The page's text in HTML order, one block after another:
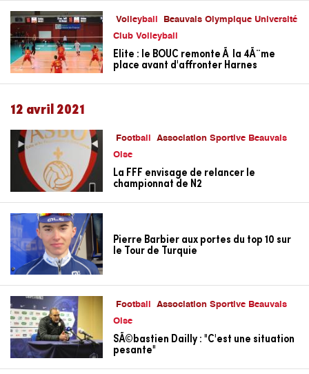
Volleyball
Beauvais Olympique Université
Club Volleyball
Elite : le BOUC remonte Ã la 4Ã¨me
place avant d'affronter Harnes
12 avril 2021
Football
Association Sportive Beauvais
Oise
La FFF envisage de relancer le
championnat de N2
Pierre Barbier aux portes du top 10 sur
le Tour de Turquie
Football
Association Sportive Beauvais
Oise
SÃ©bastien Dailly : "C'est une situation
pesante"